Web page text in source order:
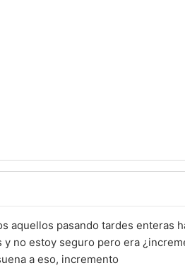
aquellos pasando tardes enteras
no estoy seguro pero era
a eso, incremento